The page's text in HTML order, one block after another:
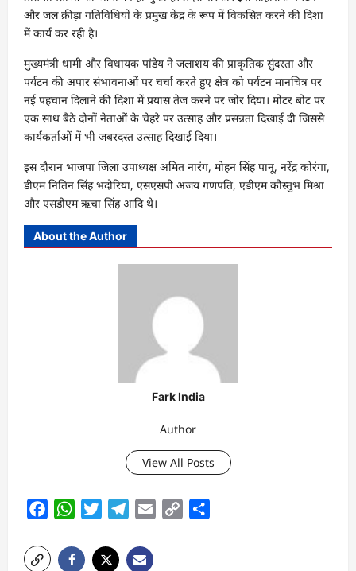
और जल क्रीड़ा गतिविधियों के प्रमुख केंद्र के रूप में विकसित करने की दिशा
में कार्य कर रही है।
मुख्यमंत्री धामी और विधायक पांडेय ने जलाशय की प्राकृतिक सुंदरता और
पर्यटन की अपार संभावनाओं पर चर्चा करते हुए क्षेत्र को पर्यटन मानचित्र पर
नई पहचान दिलाने की दिशा में प्रयास तेज करने पर जोर दिया। मोटर बोट पर
एक साथ बैठे दोनों नेताओं के चेहरे पर उत्साह और प्रसन्नता दिखाई दी जिससे
कार्यकर्ताओं में भी जबरदस्त उत्साह दिखाई दिया।
इस दौरान भाजपा जिला उपाध्यक्ष अमित नारंग, मोहन सिंह पानू, नरेंद्र कोरंगा,
डीएम नितिन सिंह भदोरिया, एसएसपी अजय गणपति, एडीएम कौस्तुभ मिश्रा
और एसडीएम ऋचा सिंह आदि थे।
About the Author
Fark India
Author
View All Posts
FacebookWhatsAppTwitterTelegram
Email
Copy